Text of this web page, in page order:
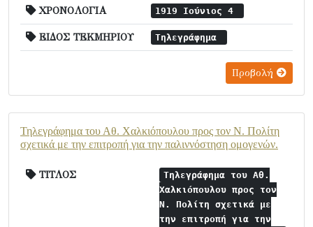
ΧΡΟΝΟΛΟΓΙΑ 1919 Ιούνιος 4
ΕΙΔΟΣ ΤΕΚΜΗΡΙΟΥ Τηλεγράφημα
Προβολή
Τηλεγράφημα του Αθ. Χαλκιόπουλου προς τον Ν. Πολίτη
σχετικά με την επιτροπή για την παλιννόστηση ομογενών.
ΤΙΤΛΟΣ
Τηλεγράφημα του Αθ.
Χαλκιόπουλου προς τον
Ν. Πολίτη σχετικά με
την επιτροπή για την